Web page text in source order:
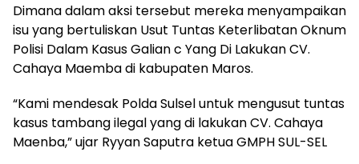
Dimana dalam aksi tersebut mereka menyampaikan
isu yang bertuliskan Usut Tuntas Keterlibatan Oknum
Polisi Dalam Kasus Galian c Yang Di Lakukan CV.
Cahaya Maemba di kabupaten Maros.
“Kami mendesak Polda Sulsel untuk mengusut tuntas
kasus tambang ilegal yang di lakukan CV. Cahaya
Maenba,” ujar Ryyan Saputra ketua GMPH SUL-SEL